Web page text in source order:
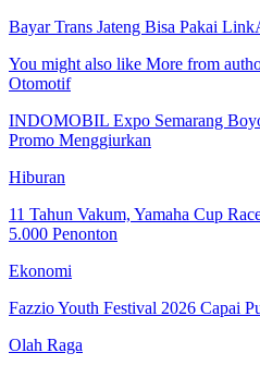
Bayar Trans Jateng Bisa Pakai
You might also like More from
Otomotif
INDOMOBIL Expo Semarang
Promo Menggiurkan
Hiburan
11 Tahun Vakum, Yamaha Cup
5.000 Penonton
Ekonomi
Fazzio Youth Festival 2026 Capai
Olah Raga